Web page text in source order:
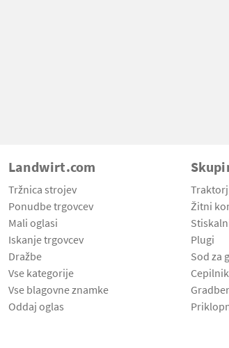
Landwirt.com
Tržnica strojev
Ponudbe trgovcev
Mali oglasi
Iskanje trgovcev
Dražbe
Vse kategorije
Vse blagovne znamke
Oddaj oglas
Žitni
Plugi
Sod za